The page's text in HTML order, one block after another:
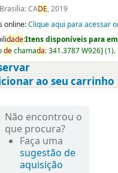
Brasília: CADE, 2019
online:Clique aqui para acessar
dade:Itens disponíveis para
dechamada:341.3787 W926] (1).
ao seu carrinho
Não encontrou o
que procura?
Faça uma
sugestão de
aquisição